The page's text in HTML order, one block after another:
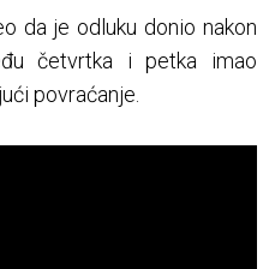
da je odluku donio nakon
četvrtka i petka imao
povraćanje.